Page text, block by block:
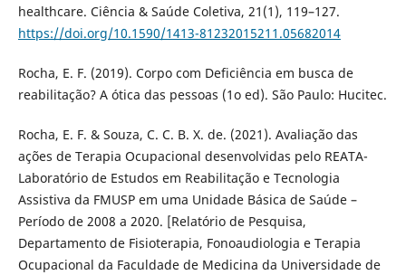
healthcare. Ciência & Saúde Coletiva, 21(1), 119–127.
https://doi.org/10.1590/1413-81232015211.05682014
Rocha, E. F. (2019). Corpo com Deficiência em busca de
reabilitação? A ótica das pessoas (1o ed). São Paulo: Hucitec.
Rocha, E. F. & Souza, C. C. B. X. de. (2021). Avaliação das
ações de Terapia Ocupacional desenvolvidas pelo REATA-
Laboratório de Estudos em Reabilitação e Tecnologia
Assistiva da FMUSP em uma Unidade Básica de Saúde –
Período de 2008 a 2020. [Relatório de Pesquisa,
Departamento de Fisioterapia, Fonoaudiologia e Terapia
Ocupacional da Faculdade de Medicina da Universidade de